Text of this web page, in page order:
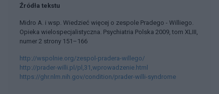
Źródła tekstu
Midro A. i wsp. Wiedzieć więcej o zespole Pradego - Williego.
Opieka wielospecjalistyczna. Psychiatria Polska 2009, tom XLIII,
numer 2 strony 151–166
http://wspolnie.org/zespol-pradera-willego/
http://prader-willi.pl/pl,31,wprowadzenie.html
https://ghr.nlm.nih.gov/condition/prader-willi-syndrome